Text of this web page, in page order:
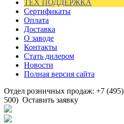
ТЕХ ПОДДЕРЖКА
Сертификаты
Оплата
Доставка
О заводе
Контакты
Стать дилером
Новости
Полная версия сайта
Отдел розничных продаж: +7
500) Оставить заявку